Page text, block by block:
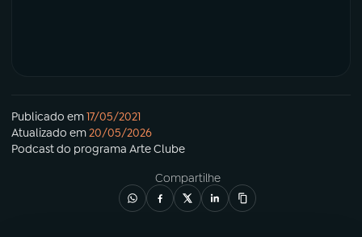
Publicado em17/05/2021
Atualizado em20/05/2026
Podcastdo programa Arte Clube
Compartilhe